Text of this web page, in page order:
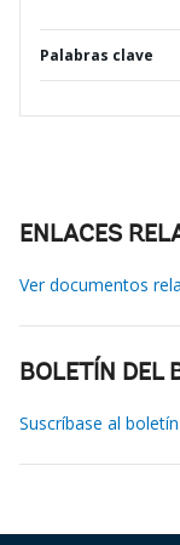
Palabras clave
ENLACES
Ver documentos
BOLETÍN DEL
Suscríbase al